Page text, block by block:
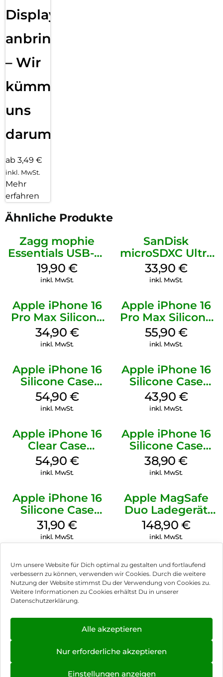
Um unsere Website für Dich optimal zu gestalten und fortlaufend
verbessern zu können, verwenden wir Cookies. Durch die weitere
Nutzung der Website stimmst Du der Verwendung von Cookies zu.
Weitere Informationen zu Cookies erhältst Du in unserer
Datenschutzerklärung.
Alle akzeptieren
Nur erforderliche akzeptieren
Einstellungen anzeigen
Displayfolie
anbringen
– Wir
kümmern
uns
darum!
ab 3,49 €
inkl. MwSt.
Mehr
erfahren
Ähnliche Produkte
Zagg mophie
Essentials USB-C-
20W Charger PD
Weiß
19,90 €
inkl. MwSt.
SanDisk
microSDXC Ultra
128 GB + Adapter
Mobile
33,90 €
inkl. MwSt.
Apple iPhone 16
Pro Max Silicone
Case MagSafe
Denim
34,90 €
inkl. MwSt.
Apple iPhone 16
Pro Max Silicone
Case MagSafe
Stone Gray
55,90 €
inkl. MwSt.
Apple iPhone 16
Silicone Case
MagSafe Black
54,90 €
inkl. MwSt.
Apple iPhone 16
Silicone Case
MagSafe Plum
43,90 €
inkl. MwSt.
Apple iPhone 16
Clear Case
MagSafe
Transparent
54,90 €
inkl. MwSt.
Apple iPhone 16
Silicone Case
MagSafe
Ultramarine
38,90€
inkl. MwSt.
Apple iPhone 16
Silicone Case
MagSafe Fuchsia
31,90€
inkl. MwSt.
Apple MagSafe
Duo Ladegerät
Weiß
148,90 €
inkl. MwSt.
Impressum
Hinweis zur Batterieentsorgung